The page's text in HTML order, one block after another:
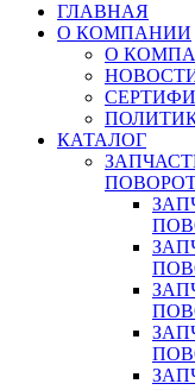
ГЛАВНАЯ
О КОМПАНИИ
О
КАТАЛОГ